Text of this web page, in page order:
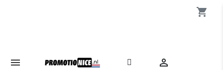

shopping_cart